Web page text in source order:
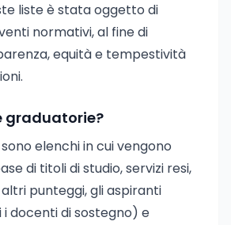
liste è stata oggetto di
normativi, al fine di
equità e tempestività
graduatorie?
elenchi in cui vengono
di titoli di studio, servizi resi,
punteggi, gli aspiranti
docenti di sostegno) e